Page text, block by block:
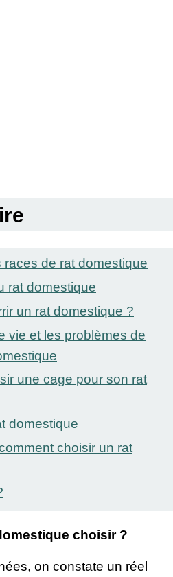
races de rat domestique
rat domestique
un rat domestique ?
vie et les problèmes de
une cage pour son rat
domestique
choisir un rat
choisir ?
on constate un réel